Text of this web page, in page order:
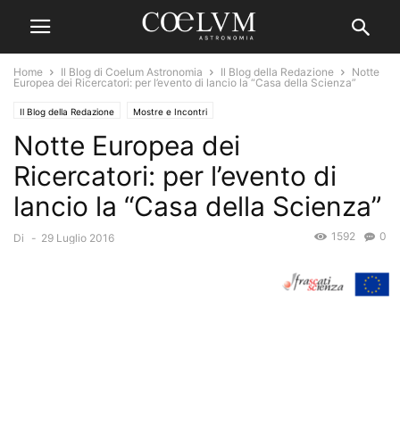
Home Il Blog di Coelum Astronomia Il Blog della Redazione
Notte
Europea dei Ricercatori: per l’evento di lancio la “Casa della Scienza”
Il Blog della Redazione Mostre e Incontri
Notte Europea dei
Ricercatori: per l’evento di
lancio la “Casa della Scienza”
Di - 29 Luglio 2016 0
1592